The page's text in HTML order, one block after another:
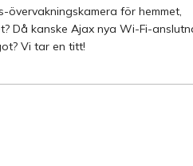
övervakningskamera för hemmet,
Då kanske Ajax nya Wi-Fi-
Vi tar en titt!